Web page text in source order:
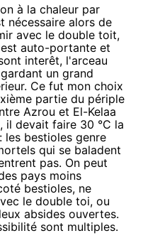
à la chaleur par
nécessaire alors de
avec le double toit,
auto-portante et
interêt, l'arceau
un grand
Ce fut mon choix
partie du périple
Azrou et El-Kelaa
il devait faire 30 °C la
les bestioles genre
qui se baladent
pas. On peut
pays moins
bestioles, ne
le double toi, ou
absides ouvertes.
sont multiples.